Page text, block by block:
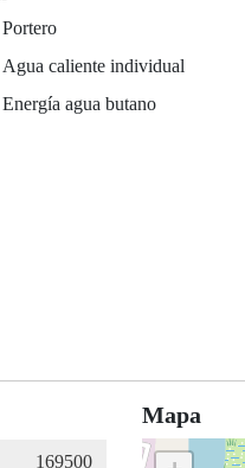
Portero
Agua caliente individual
Energía agua butano
Mapa